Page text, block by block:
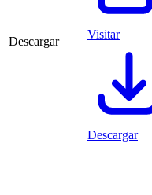
Descargar
Visitar
Descargar